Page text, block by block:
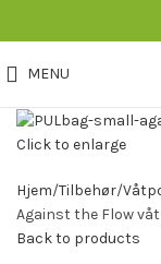
MENU
Click to enlarge
Hjem Tilbehør
Against the Flow
Back to products